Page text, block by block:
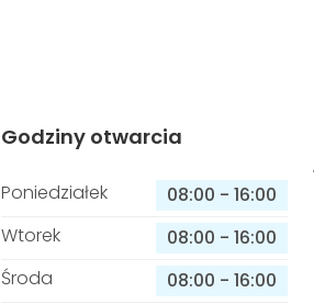
Godziny otwarcia
Poniedziałek 08:00 - 16:00
Wtorek
08:00 - 16:00
Środa
08:00 - 16:00